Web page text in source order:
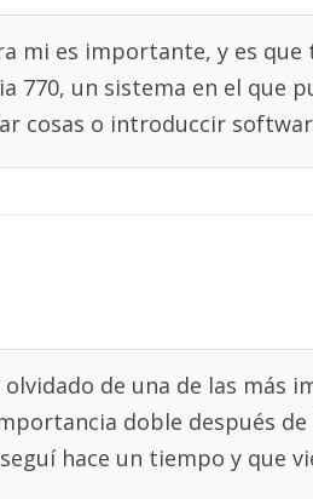
mi es importante, y es que
770, un sistema en el que
cosas o introduccir
de una de las más
doble después
hace un tiempo y que